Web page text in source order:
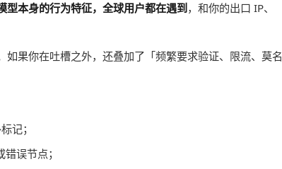
型本身的行为特征，全球用户都在遇到，和你的出口 IP、
果你在吐槽之外，还叠加了「频繁要求验证、限流、莫名
记；
误节点；